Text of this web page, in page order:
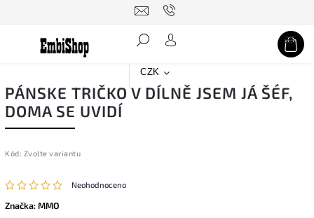
CZK
Hledat
PÁNSKE TRIČKO V DÍLNĚ JSEM JÁ ŠÉF,
DOMA SE UVIDÍ
Kód: Zvolte variantu
Neohodnoceno
Značka:MMO